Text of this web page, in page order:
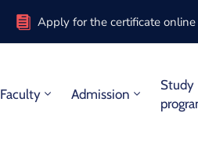
Apply for the certificate online
Faculty Admission
Study